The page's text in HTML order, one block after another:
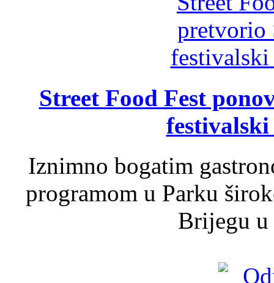
Street Food Fest
Iznimno bogatim
programom u Parku
Brijegu u